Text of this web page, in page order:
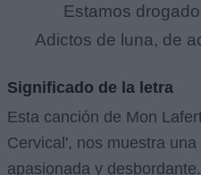
Estamos
Adictos de luna, de
Significado de la letra
Esta canción de Mon
Cervical', nos muestra
apasionada y